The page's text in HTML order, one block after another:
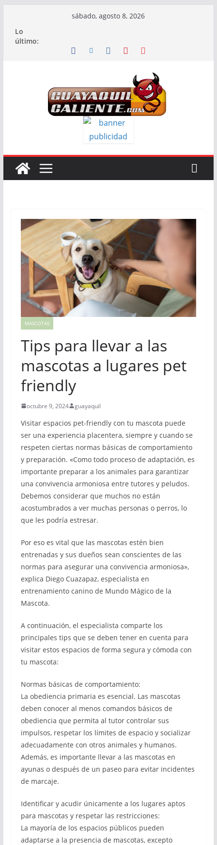
contenido
sábado, agosto 8, 2026
Lo
último:
MASCOTAS
Tips para llevar a las
mascotas a lugares pet
friendly
octubre 9, 2024 guayaquil
Visitar espacios pet-friendly con tu mascota puede
ser una experiencia placentera, siempre y cuando se
respeten ciertas normas básicas de comportamiento
y preparación. «Como todo proceso de adaptación, es
importante preparar a los animales para garantizar
una convivencia armoniosa entre tutores y peludos.
Debemos considerar que muchos no están
acostumbrados a ver muchas personas o perros, lo
que les podría estresar.
Por eso es vital que las mascotas estén bien
entrenadas y sus dueños sean conscientes de las
normas para asegurar una convivencia armoniosa»,
explica Diego Cuazapaz, especialista en
entrenamiento canino de Mundo Mágico de la
Mascota.
A continuación, el especialista comparte los
principales tips que se deben tener en cuenta para
visitar estos espacios de forma segura y cómoda con
tu mascota:
Normas básicas de comportamiento:
La obediencia primaria es esencial. Las mascotas
deben conocer al menos comandos básicos de
obediencia que permita al tutor controlar sus
impulsos, respetar los límites de espacio y socializar
adecuadamente con otros animales y humanos.
Además, es importante llevar a las mascotas en
ayunas o después de un paseo para evitar incidentes
de marcaje.
Identificar y acudir únicamente a los lugares aptos
para mascotas y respetar las restricciones:
La mayoría de los espacios públicos pueden
adaptarse a la presencia de mascotas, excepto